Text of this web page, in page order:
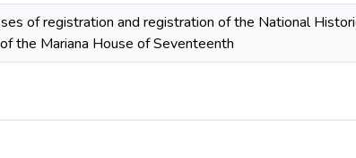
of registration and registration of the National
the Mariana House of Seventeenth